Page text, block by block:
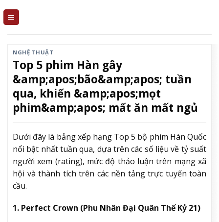
NGHỆ THUẬT
Top 5 phim Hàn gây
&amp;apos;bão&amp;apos; tuần
qua, khiến &amp;apos;mọt
phim&amp;apos; mất ăn mất ngủ
Dưới đây là bảng xếp hạng Top 5 bộ phim Hàn Quốc
nổi bật nhất tuần qua, dựa trên các số liệu về tỷ suất
người xem (rating), mức độ thảo luận trên mạng xã
hội và thành tích trên các nền tảng trực tuyến toàn
cầu.
1. Perfect Crown (Phu Nhân Đại Quân Thế Kỷ 21)